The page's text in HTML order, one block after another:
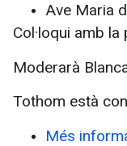
Ave Maria
Col·loqui amb
Moderarà
Tothom està
Més